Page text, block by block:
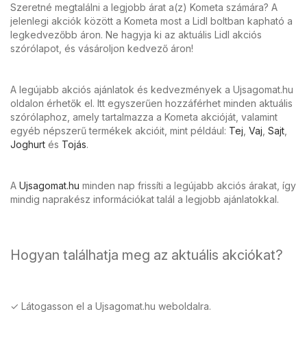
Szeretné megtalálni a legjobb árat a(z) Kometa számára? A
jelenlegi akciók között a Kometa most a Lidl boltban kapható a
legkedvezőbb áron. Ne hagyja ki az aktuális Lidl akciós
szórólapot, és vásároljon kedvező áron!
A legújabb akciós ajánlatok és kedvezmények a Ujsagomat.hu
oldalon érhetők el. Itt egyszerűen hozzáférhet minden aktuális
szórólaphoz, amely tartalmazza a Kometa akcióját, valamint
egyéb népszerű termékek akcióit, mint például: Tej Vaj Sajt
Joghurt és Tojás.
A Ujsagomat.hu minden nap frissíti a legújabb akciós árakat, így
mindig naprakész információkat talál a legjobb ajánlatokkal.
Hogyan találhatja meg az aktuális akciókat?
✓ Látogasson el a Ujsagomat.hu weboldalra.